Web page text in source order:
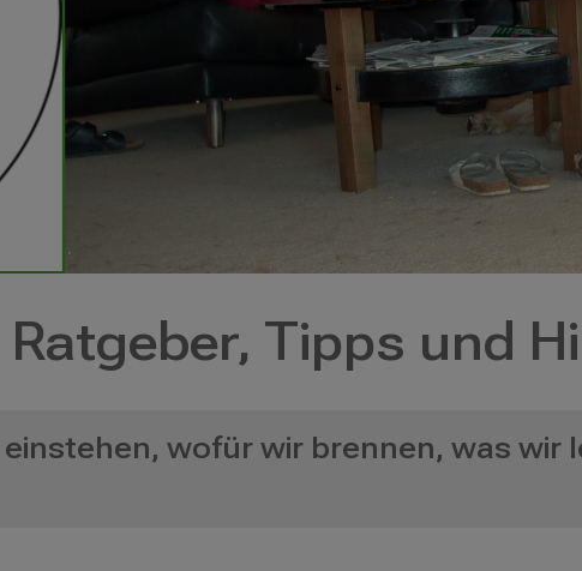
Tipps und
wofür wir brennen, was wir